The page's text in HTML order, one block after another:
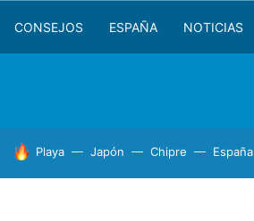
CONSEJOS ESPAÑA NOTICIAS
HOY SE HABLA DE
Playa Japón Chipre España